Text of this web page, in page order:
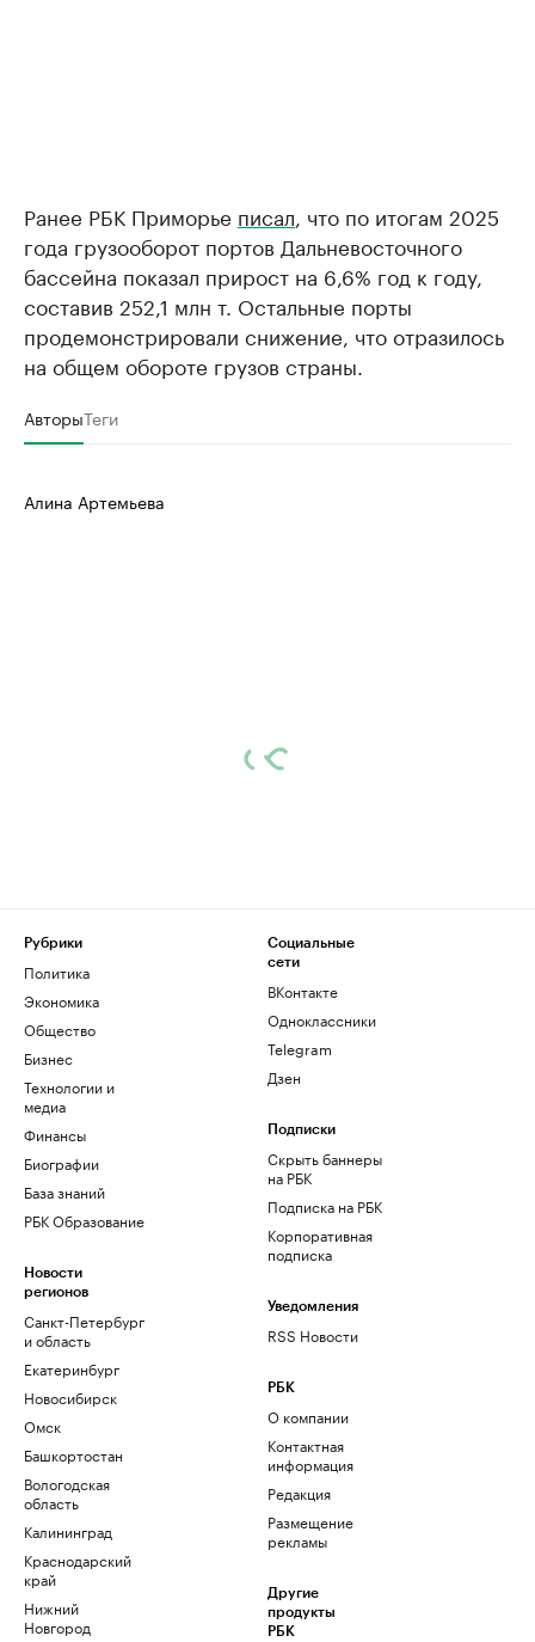
Ранее РБК Приморье писал , что по итогам 2025
года грузооборот портов Дальневосточного
бассейна показал прирост на 6,6% год к году,
составив 252,1 млн т. Остальные порты
продемонстрировали снижение, что отразилось
на общем обороте грузов страны.
АвторыТеги
Алина Артемьева
Рубрики
Политика
Экономика
Общество
Бизнес
Технологии и
медиа
Финансы
Биографии
База знаний
РБК Образование
Новости
регионов
Санкт-Петербург
и область
Екатеринбург
Новосибирск
Омск
Башкортостан
Вологодская
область
Калининград
Краснодарский
край
Нижний
Новгород
Социальные
сети
ВКонтакте
Одноклассники
Telegram
Дзен
Подписки
Скрыть баннеры
на РБК
Подписка на РБК
Корпоративная
подписка
Уведомления
RSS Новости
РБК
О компании
Контактная
информация
Редакция
Размещение
рекламы
Другие
продукты
РБК